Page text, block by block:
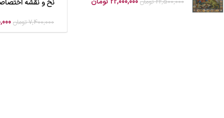
افزودن به سبد خرید
نخ و نقشه
7,400,000 تومان